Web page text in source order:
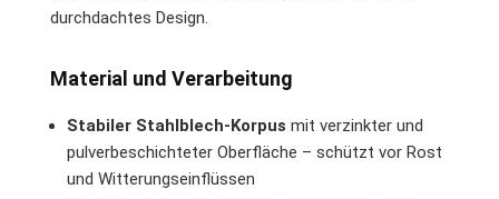
durchdachtes Design.
Material und Verarbeitung
Stabiler Stahlblech-Korpus mit verzinkter und
pulverbeschichteter Oberfläche – schützt vor Rost
und Witterungseinflüssen